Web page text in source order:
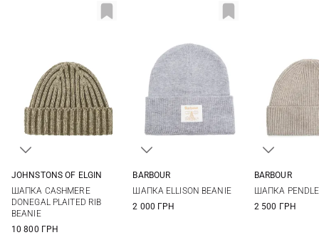
JOHNSTONS OF ELGIN
ШАПКА CASHMERE
DONEGAL PLAITED RIB
BEANIE
10 800 ГРН
BARBOUR
ШАПКА ELLISON BEANIE
2 000 ГРН
BARBOUR
ШАПКА PENDLE
2 500 ГРН